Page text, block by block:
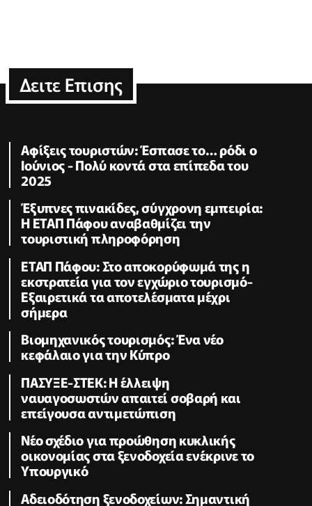
Δειτε Επισης
Αφίξεις τουριστών: Έσπασε το… ρόδι ο
Ιούνιος - Πολύ κοντά στα επίπεδα του
2025
Έξυπνες πινακίδες, σύγχρονη εμπειρία:
Η ΕΤΑΠ Πάφου αναβαθμίζει την
τουριστική πληροφόρηση
ΕΤΑΠ Πάφου: Στο αποκορύφωμά της η
εκστρατεία για τον εγχώριο τουρισμό-
Εξαιρετικά τα αποτελέσματα μέχρι
σήμερα
Βιομηχανικός τουρισμός: Ένα νέο
κεφάλαιο για την Κύπρο
ΠΑΣΥΞΕ-ΣΤΕΚ: Η έλλειψη
ναυαγοσωστών απαιτεί σοβαρή και
επείγουσα αντιμετώπιση
Νέο σχέδιο για προώθηση κυκλικής
οικονομίας στα ξενοδοχεία ενέκρινε το
Υπουργικό
Αδειοδότηση ξενοδοχείων: Σημαντική